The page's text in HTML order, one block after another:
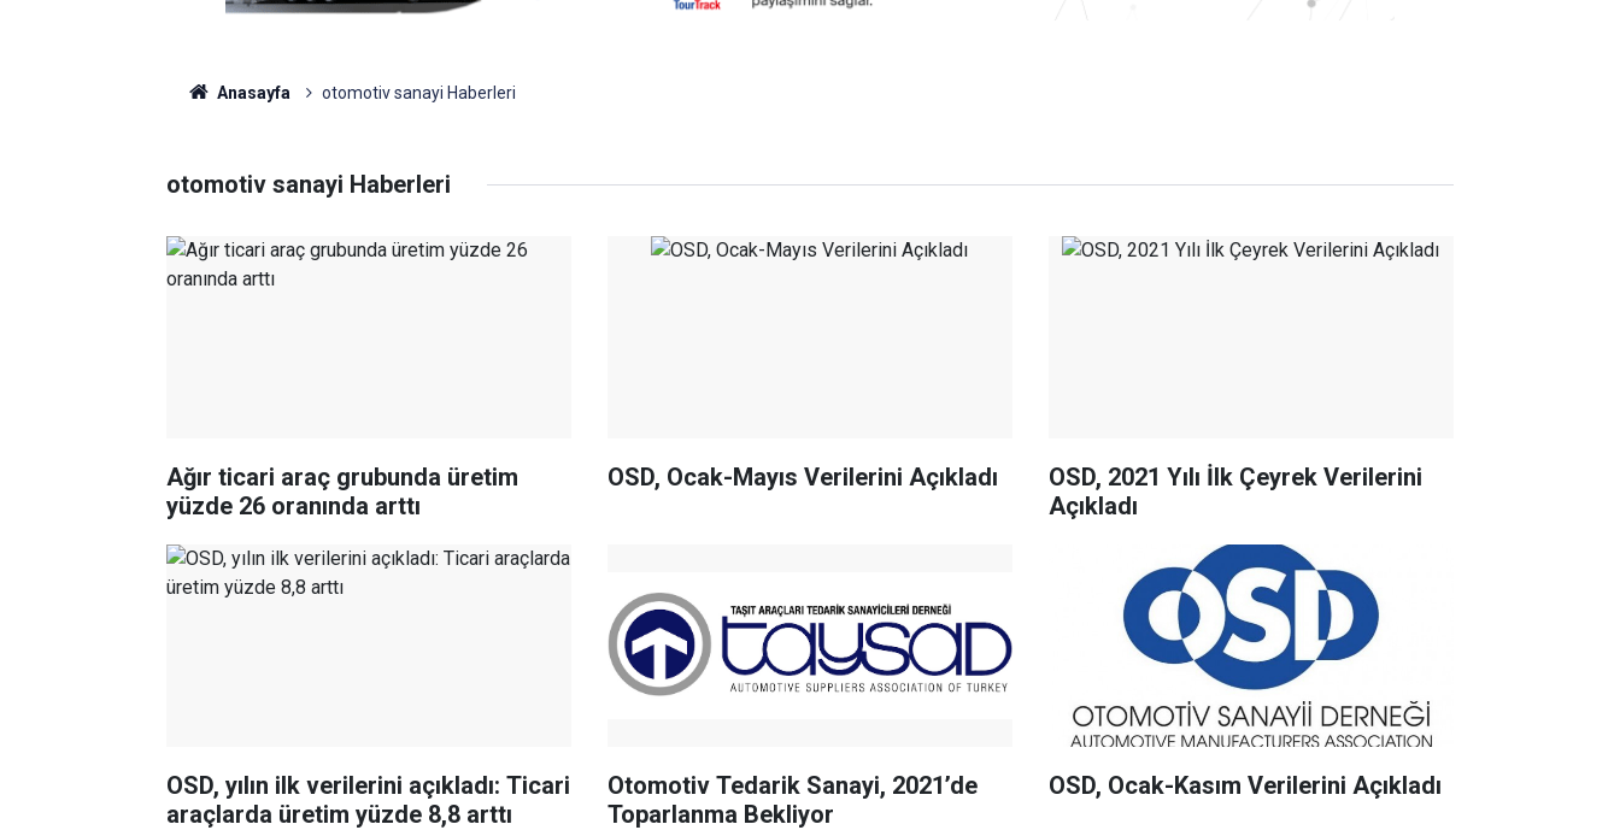
Anasayfa otomotiv sanayi Haberleri
otomotiv sanayi Haberleri
Ağır ticari araç grubunda üretim
yüzde 26 oranında arttı
OSD, Ocak-Mayıs Verilerini Açıkladı
OSD, 2021 Yılı İlk Çeyrek Verilerini
Açıkladı
OSD, yılın ilk verilerini açıkladı: Ticari
araçlarda üretim yüzde 8,8 arttı
Otomotiv Tedarik Sanayi, 2021’de
Toparlanma Bekliyor
OSD, Ocak-Kasım Verilerini Açıkladı